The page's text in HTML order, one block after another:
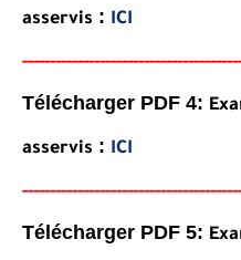
asservis : ICI
-------------------------
Télécharger PDF 4:
asservis : ICI
-------------------------
Télécharger PDF 5: